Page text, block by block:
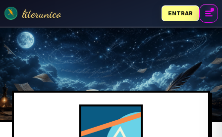
literunico ENTRAR